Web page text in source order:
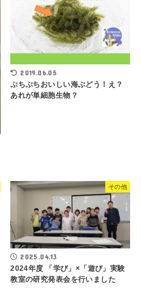
2019.06.05
ぷちぷちおいしい海ぶどう！え？
あれが単細胞生物？
その他
2025.04.13
2024年度 「学び」×「遊び」実験
教室の研究発表会を行いました